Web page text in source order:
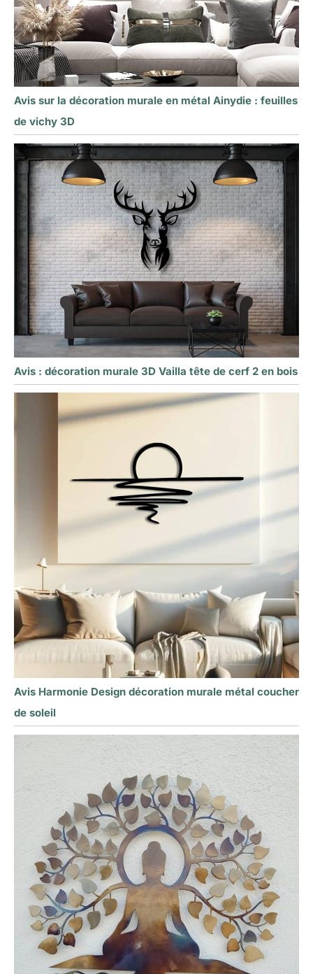
Avis sur la décoration murale en métal Ainydie : feuilles
de vichy 3D
Avis : décoration murale 3D Vailla tête de cerf 2 en bois
Avis Harmonie Design décoration murale métal coucher
de soleil